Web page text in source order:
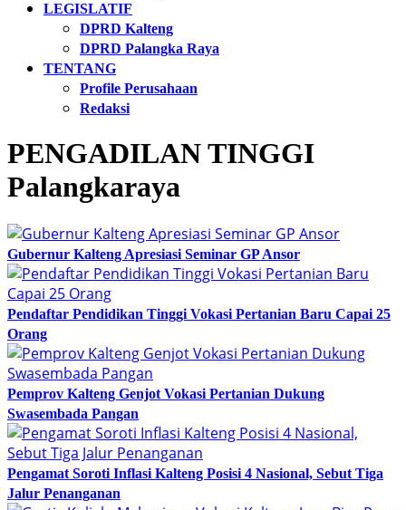
LEGISLATIF
DPRD Kalteng
DPRD Palangka Raya
TENTANG
Profile Perusahaan
Redaksi
PENGADILAN TINGGI
Palangkaraya
Gubernur Kalteng Apresiasi Seminar GP Ansor
Pendaftar Pendidikan Tinggi Vokasi Pertanian Baru Capai 25
Orang
Pemprov Kalteng Genjot Vokasi Pertanian Dukung
Swasembada Pangan
Pengamat Soroti Inflasi Kalteng Posisi 4 Nasional, Sebut Tiga
Jalur Penanganan